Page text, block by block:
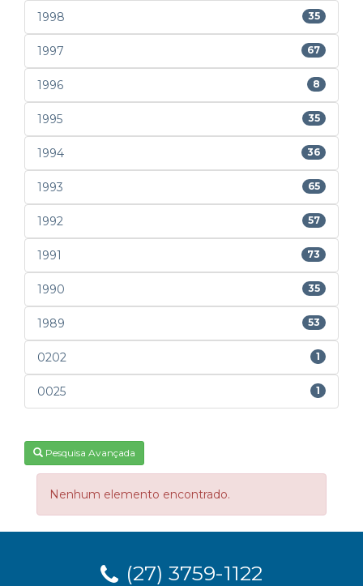
1998 35
1997 67
1996 8
1995 35
1994 36
1993 65
1992 57
1991 73
1990 35
1989 53
0202 1
0025 1
Pesquisa Avançada
Nenhum elemento encontrado.
(27) 3759-1122